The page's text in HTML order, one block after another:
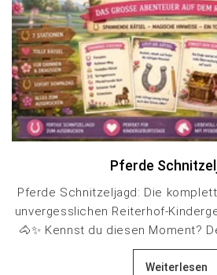
Pferde
Pferde Schnitzeljagd: Die
unvergesslichen Reiterhof-
🐴✨ Kennst du diesen Moment?
Weiterlesen